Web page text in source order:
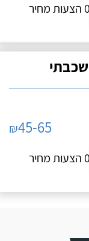
0 הצעות מחיר
₪45-65
0 הצעות מחיר